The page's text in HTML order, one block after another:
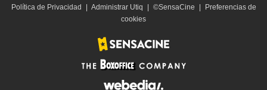
Política de Privacidad
| Administrar Utiq | ©SensaCine |
Preferencias de
cookies